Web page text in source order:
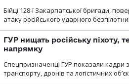
Бійці 128-ї Закарпатської бригади,
атаку російського ударного
ГУР нищать російську піхоту,
напрямку
Спецпризначенці ГУР показали кадри
транспорту, дронів та логістичних